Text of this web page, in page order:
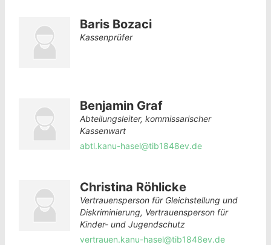
Baris Bozaci
Kassenprüfer
Benjamin Graf
Abteilungsleiter, kommissarischer
Kassenwart
abtl.kanu-hasel@tib1848ev.de
Christina Röhlicke
Vertrauensperson für Gleichstellung und
Diskriminierung, Vertrauensperson für
Kinder- und Jugendschutz
vertrauen.kanu-hasel@tib1848ev.de